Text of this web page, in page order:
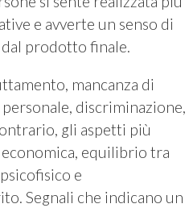
e avverte un senso di
prodotto finale.
mancanza di
discriminazione,
gli aspetti più
equilibrio tra
e
Segnali che indicano un